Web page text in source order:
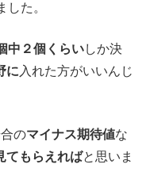
した。
中２個くらいしか決
に 入れた方がいいんじ
のマイナス期待値な
てもらえればと思いま